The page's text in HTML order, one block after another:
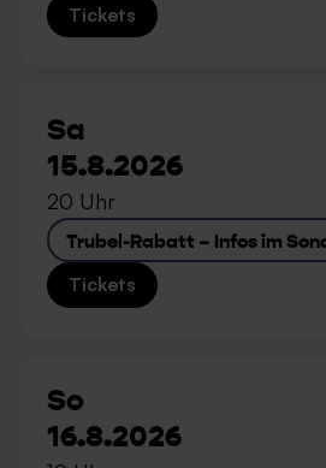
Tickets
Sa
15.8.2026
20 Uhr
Trubel-Rabatt – Infos im
Tickets
So
16.8.2026